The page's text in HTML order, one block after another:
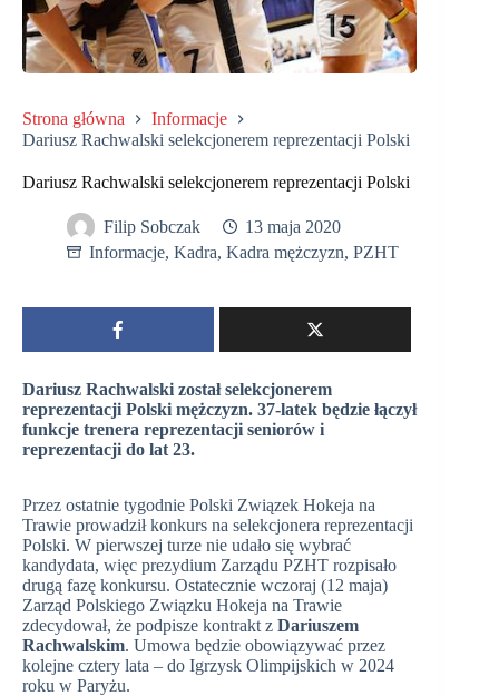
Strona główna
Informacje
Dariusz Rachwalski selekcjonerem reprezentacji Polski
Dariusz Rachwalski selekcjonerem reprezentacji Polski
Filip Sobczak
13 maja 2020
Informacje, Kadra, Kadra mężczyzn, PZHT
Dariusz Rachwalski został selekcjonerem
reprezentacji Polski mężczyzn. 37-latek będzie łączył
funkcje trenera reprezentacji seniorów i
reprezentacji do lat 23.
Przez ostatnie tygodnie Polski Związek Hokeja na
Trawie prowadził konkurs na selekcjonera reprezentacji
Polski. W pierwszej turze nie udało się wybrać
kandydata, więc prezydium Zarządu PZHT rozpisało
drugą fazę konkursu. Ostatecznie wczoraj (12 maja)
Zarząd Polskiego Związku Hokeja na Trawie
zdecydował, że podpisze kontrakt z Dariuszem
Rachwalskim. Umowa będzie obowiązywać przez
kolejne cztery lata – do Igrzysk Olimpijskich w 2024
roku w Paryżu.